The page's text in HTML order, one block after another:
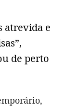
atrevida e
de perto